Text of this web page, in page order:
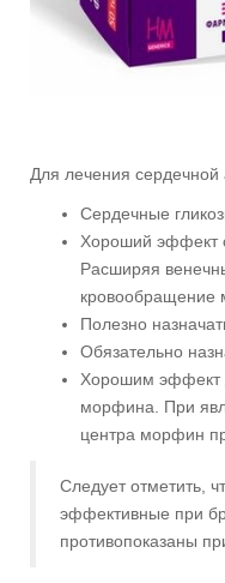
Для лечения сердечной
Сердечные
Хороший эффект
Расширяя
кровообращение
Полезно
Обязательно
Хорошим эффект
морфина. При
центра морфин
Следует отметить,
эффективные при
противопоказаны